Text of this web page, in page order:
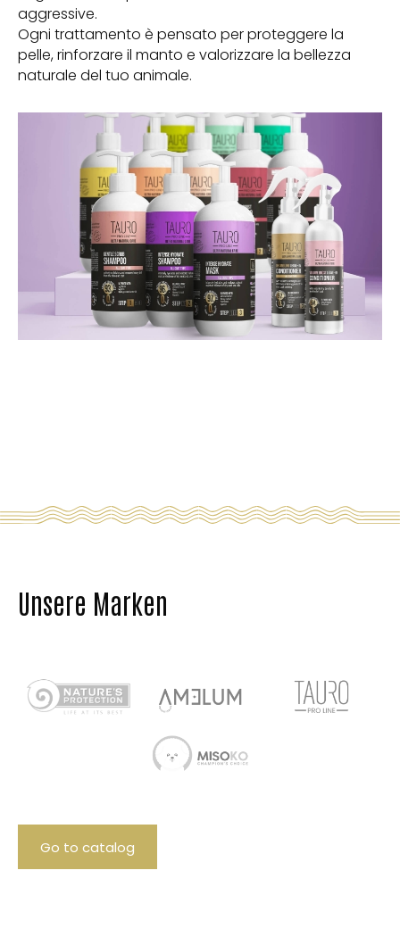
aggressive.
Ogni trattamento è pensato per proteggere la
pelle, rinforzare il manto e valorizzare la bellezza
naturale del tuo animale.
Unsere Marken
Go to catalog